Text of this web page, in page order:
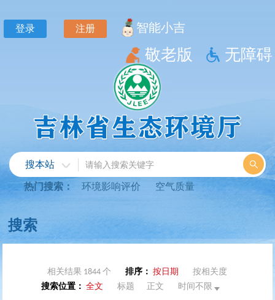
相关结果 1844 个 排序： 按日期
按相关度
搜索位置： 全文 标题 正文 时间不限